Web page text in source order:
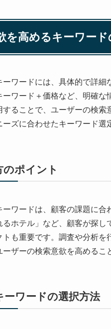
を高めるキーワード
ワードには、具体的で詳
ワード＋価格など、明確
ることで、ユーザーの検
ズに合わせたキーワード選
のポイント
ワードは、顧客の課題に
ホテル」など、顧客が探
も重要です。調査や分析
ザーの検索意欲を高めるこ
ーワードの選択方法